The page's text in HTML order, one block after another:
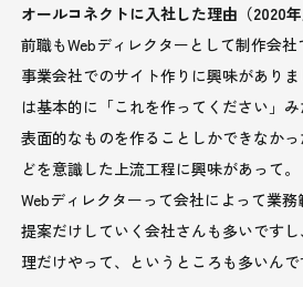
オールコネクトに入社した理由（2020年
前職もWebディレクターとして制作会社
事業会社でのサイト作りに興味があり
は基本的に「これを作ってください」
表面的なものを作ることしかできなか
どを意識した上流工程に興味があって。
Webディレクターって会社によって業
提案だけしていく会社さんも多いです
理だけやって、というところも多いんで